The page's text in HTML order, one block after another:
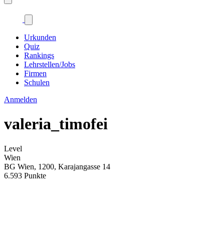
Urkunden
Quiz
Rankings
Lehrstellen/Jobs
Firmen
Schulen
Anmelden
valeria_timofei
Level
Wien
BG Wien, 1200, Karajangasse 14
6.593 Punkte